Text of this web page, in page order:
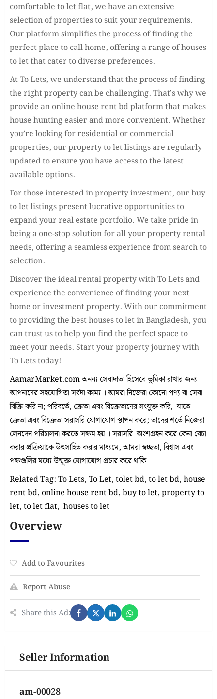
comfortable to let flat, we have an extensive
selection of properties to suit your requirements.
Our platform simplifies the process of finding the
perfect place to call home, offering a range of houses
to let that cater to diverse preferences.
At To Lets, we understand that the process of finding
the right property can be challenging. That’s why we
provide an online house rent bd platform that makes
house hunting easier and more convenient. Whether
you’re looking for residential or commercial
properties, our property to let listings are regularly
updated to ensure you have access to the latest
available options.
For those interested in property investment, our buy
to let listings present lucrative opportunities to
expand your real estate portfolio. We take pride in
being a one-stop solution for all your property rental
needs, offering a seamless experience from search to
selection.
Discover the ideal rental property with To Lets and
experience the convenience of finding your next
home or investment property. With our commitment
to providing the best houses to let in Bangladesh, you
can trust us to help you find the perfect space to
meet your needs. Start your property journey with
To Lets today!
AamarMarket.com অনন্য সেবাদাতা হিসেবে ভূমিকা রাখার জন্য
আপনাদের সহযোগিতা সর্বদা কাম্য । আমরা নিজেরা কোনো পণ্য বা সেবা
বিক্রি করি না; পরিবর্তে, ক্রেতা এবং বিক্রেতাদের সংযুক্ত করি, যাতে
ক্রেতা এবং বিক্রেতা সরাসরি যোগাযোগ স্থাপন করে; তাদের শর্তে নিজেরা
লেনদেন পরিচালনা করতে সক্ষম হয় । সরাসরি অংশগ্রহন করে কেনা বেচা
করার প্রক্রিয়াকে উৎসাহিত করার মাধ্যমে, আমরা স্বচ্ছতা, বিশ্বাস এবং
পক্ষগুলির মধ্যে উন্মুক্ত যোগাযোগ প্রচার করে থাকি।
Related Tag: To Lets, To Let, tolet bd, to let bd, house
rent bd, online house rent bd, buy to let, property to
let, to let flat, houses to let
Overview
Add to Favourites
Report Abuse
Share this Ad:
Seller Information
am-00028